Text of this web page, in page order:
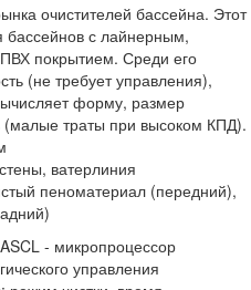
очистителей бассейна. Этот
бассейнов с лайнерным,
покрытием. Среди его
(не требует управления),
форму, размер
(малые траты при высоком КПД).
ватерлиния
пеноматериал (передний),
- микропроцессор
управления